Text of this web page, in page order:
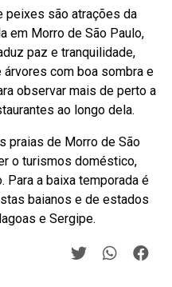
peixes são atrações da
em Morro de São Paulo,
paz e tranquilidade,
árvores com boa sombra e
observar mais de perto a
ao longo dela.
praias de Morro de São
o turismos doméstico,
Para a baixa temporada é
baianos e de estados
e Sergipe.